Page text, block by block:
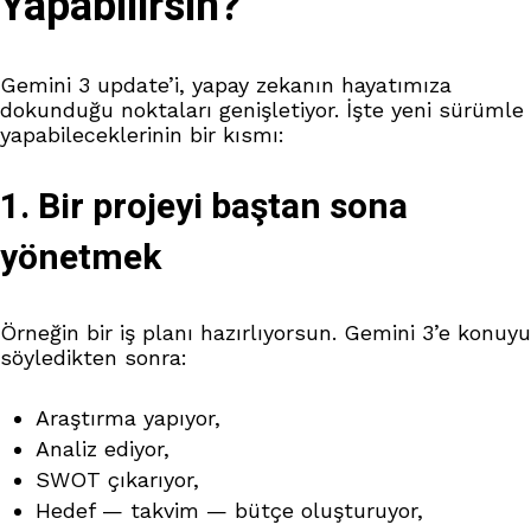
Gemini 3 update’i, yapay zekanın hayatımıza
dokunduğu noktaları genişletiyor. İşte yeni sürümle
yapabileceklerinin bir kısmı:
1. Bir projeyi baştan sona
yönetmek
Örneğin bir iş planı hazırlıyorsun. Gemini 3’e konuyu
söyledikten sonra:
Araştırma yapıyor,
Analiz ediyor,
SWOT çıkarıyor,
Hedef — takvim — bütçe oluşturuyor,